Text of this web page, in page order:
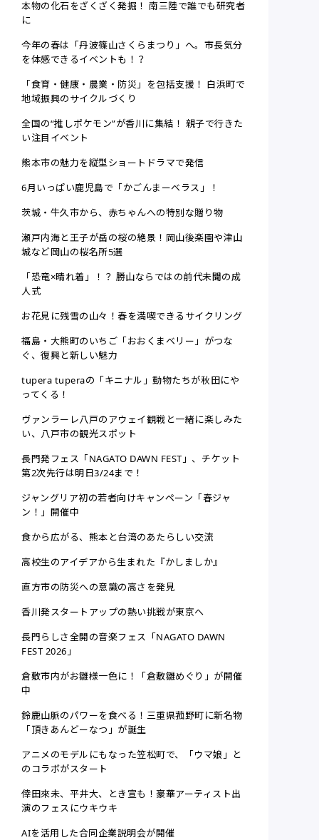
本物の化石をざくざく発掘！ 南三陸で誰でも研究者
に
今年の春は「丹波篠山さくらまつり」へ。市長気分
を体感できるイベントも！？
「食育・健康・農業・防災」を包括支援！ 白浜町で
地域振興のサイクルづくり
全国の“推しポケモン”が香川に集結！ 親子で行きた
い注目イベント
熊本市の魅力を縦型ショートドラマで発信
6月いっぱい鹿児島で「かごんまーベラス」！
茨城・牛久市から、赤ちゃんへの特別な贈り物
瀬戸内海と王子が岳の桜の絶景！岡山後楽園や津山
城など岡山の桜名所5選
「恐竜×晴れ着」！？ 勝山ならではの前代未聞の成
人式
お花見に残雪の山々！春を満喫できるサイクリング
福島・大熊町のいちご「おおくまベリー」がつな
ぐ、復興と新しい魅力
tupera tuperaの「キニナル」動物たちが秋田にや
ってくる！
ヴァンラーレ八戸のアウェイ観戦と一緒に楽しみた
い、八戸市の観光スポット
長門発フェス「NAGATO DAWN FEST」、チケット
第2次先行は明日3/24まで！
ジャングリア初の若者向けキャンペーン「春ジャ
ン！」開催中
食から広がる、熊本と台湾のあたらしい交流
高校生のアイデアから生まれた『かしましか』
直方市の防災への意識の高さを発見
香川発スタートアップの熱い挑戦が東京へ
長門らしさ全開の音楽フェス「NAGATO DAWN
FEST 2026」
倉敷市内がお雛様一色に！「倉敷雛めぐり」が開催
中
鈴鹿山脈のパワーを食べる！三重県菰野町に新名物
「頂きあんどーなつ」が誕生
アニメのモデルにもなった笠松町で、「ウマ娘」と
のコラボがスタート
倖田來未、平井大、とき宣も！豪華アーティスト出
演のフェスにウキウキ
AIを活用した合同企業説明会が開催